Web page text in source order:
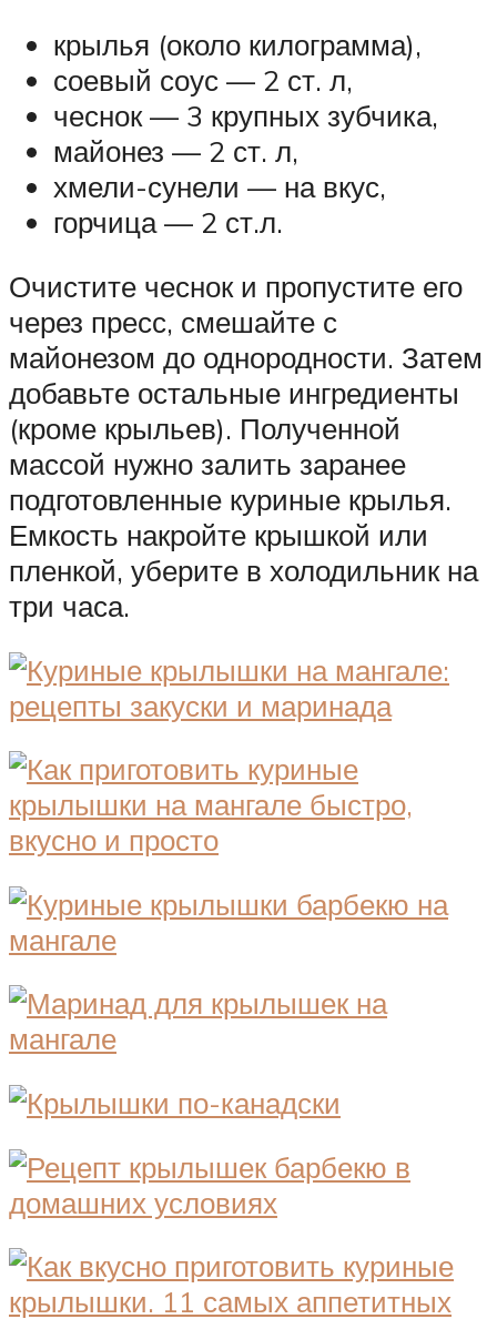
крылья (около килограмма),
соевый соус — 2 ст. л,
чеснок — 3 крупных зубчика,
майонез — 2 ст. л,
хмели-сунели — на вкус,
горчица — 2 ст.л.
Очистите чеснок и пропустите его
через пресс, смешайте с
майонезом до однородности. Затем
добавьте остальные ингредиенты
(кроме крыльев). Полученной
массой нужно залить заранее
подготовленные куриные крылья.
Емкость накройте крышкой или
пленкой, уберите в холодильник на
три часа.